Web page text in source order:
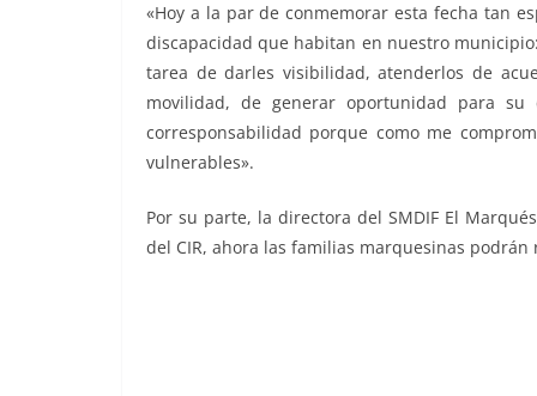
«Hoy a la par de conmemorar esta fecha tan
discapacidad que habitan en nuestro
tarea de darles visibilidad, atenderlos de
movilidad, de generar oportunidad para
corresponsabilidad porque como me
vulnerables».
Por su parte, la directora del SMDIF El
del CIR, ahora las familias marquesinas